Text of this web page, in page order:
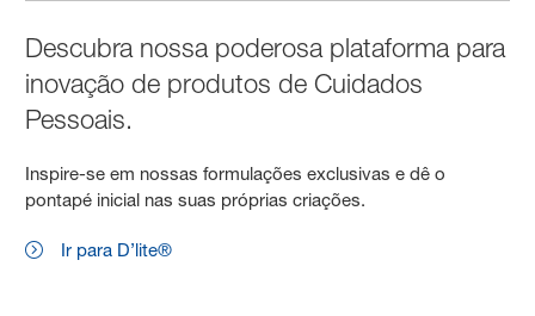
Descubra nossa poderosa plataforma para
inovação de produtos de Cuidados
Pessoais.
Inspire-se em nossas formulações exclusivas e dê o
pontapé inicial nas suas próprias criações.
Ir para D’lite®